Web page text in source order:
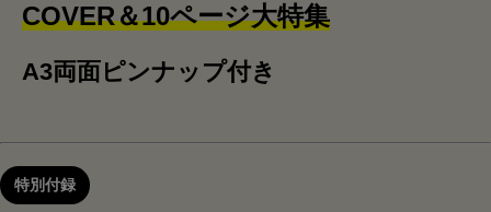
COVER＆10ページ大特集
A3両面ピンナップ付き
特別付録